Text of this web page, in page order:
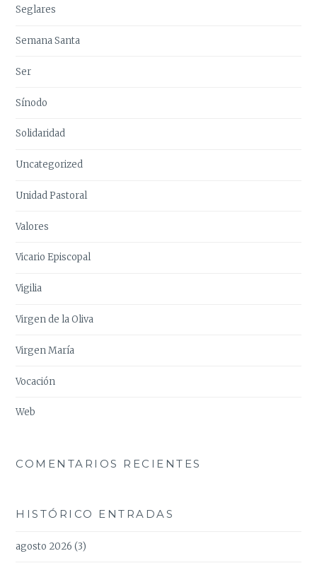
Seglares
Semana Santa
Ser
Sínodo
Solidaridad
Uncategorized
Unidad Pastoral
Valores
Vicario Episcopal
Vigilia
Virgen de la Oliva
Virgen María
Vocación
Web
COMENTARIOS RECIENTES
HISTÓRICO ENTRADAS
agosto 2026 (3)